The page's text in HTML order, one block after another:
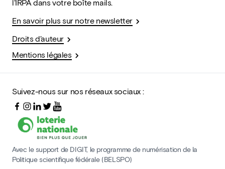
l'IRPA dans votre boîte mails.
En savoir plus sur notre newsletter
Droits d'auteur
Mentions légales
Suivez-nous sur nos réseaux sociaux :
Avec le support de DIGIT, le programme de numérisation de la
Politique scientifique fédérale (BELSPO)